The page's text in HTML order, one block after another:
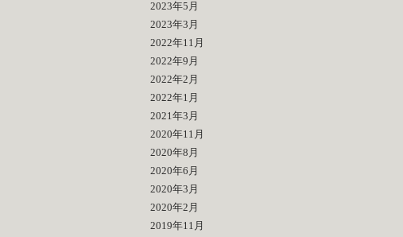
2023年5月
2023年3月
2022年11月
2022年9月
2022年2月
2022年1月
2021年3月
2020年11月
2020年8月
2020年6月
2020年3月
2020年2月
2019年11月